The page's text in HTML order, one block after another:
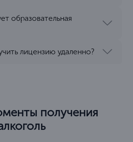
образовательная
лицензию удаленно?
получения